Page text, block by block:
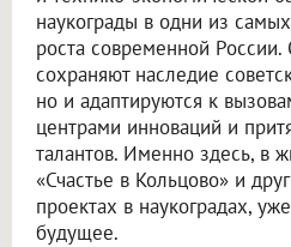
наукограды в одни из
роста современной
сохраняют наследие
но и адаптируются к
центрами инноваций и
талантов. Именно здесь, в
«Счастье в Кольцово» и
проектах в наукоградах,
будущее.